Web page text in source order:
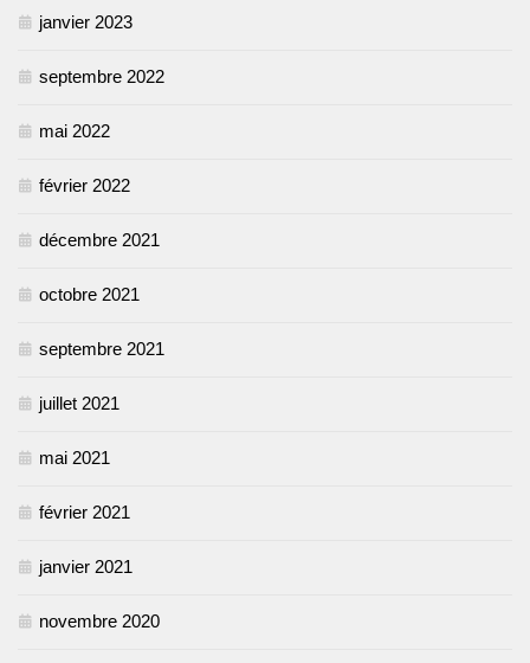
janvier 2023
septembre 2022
mai 2022
février 2022
décembre 2021
octobre 2021
septembre 2021
juillet 2021
mai 2021
février 2021
janvier 2021
novembre 2020